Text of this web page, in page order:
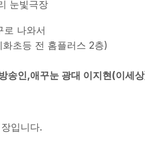
눈빛극장
나와서
초등 전 홈플러스 2층)
송인,애꾸눈 광대 이지현(이세
입니다.